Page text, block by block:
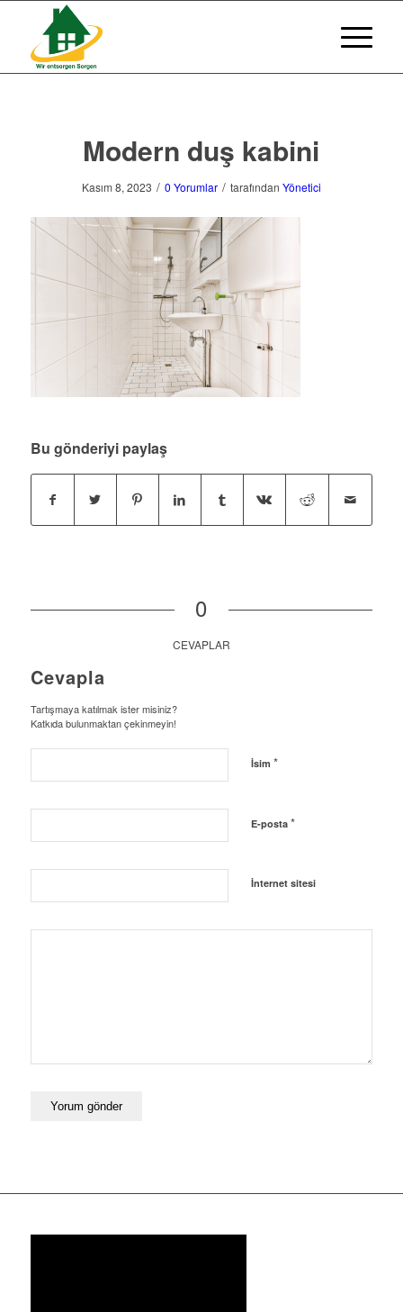
Modern duş kabini
Kasım 8, 2023 / 0 Yorumlar / tarafından Yönetici
Bu gönderiyi paylaş
0
CEVAPLAR
Cevapla
Tartışmaya katılmak ister misiniz?
Katkıda bulunmaktan çekinmeyin!
İsim *
E-posta *
İnternet sitesi